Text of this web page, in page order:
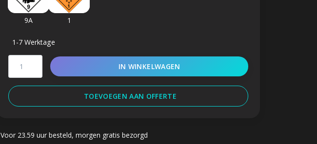
9A 1
1-7 Werktage
IN WINKELWAGEN
TOEVOEGEN AAN OFFERTE
Voor 23.59 uur besteld, morgen gratis bezorgd